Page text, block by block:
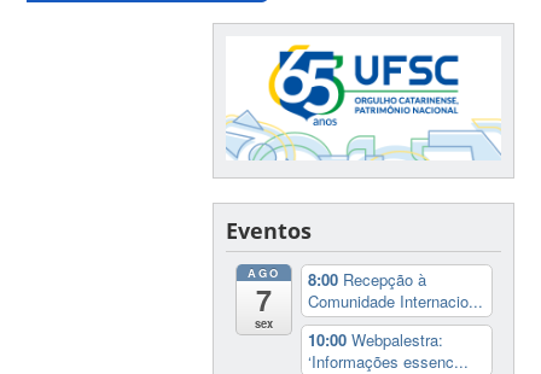
Eventos
AGO
7
sex
8:00 Recepção à
Comunidade Internacio...
10:00Webpalestra:
‘Informações essenc...